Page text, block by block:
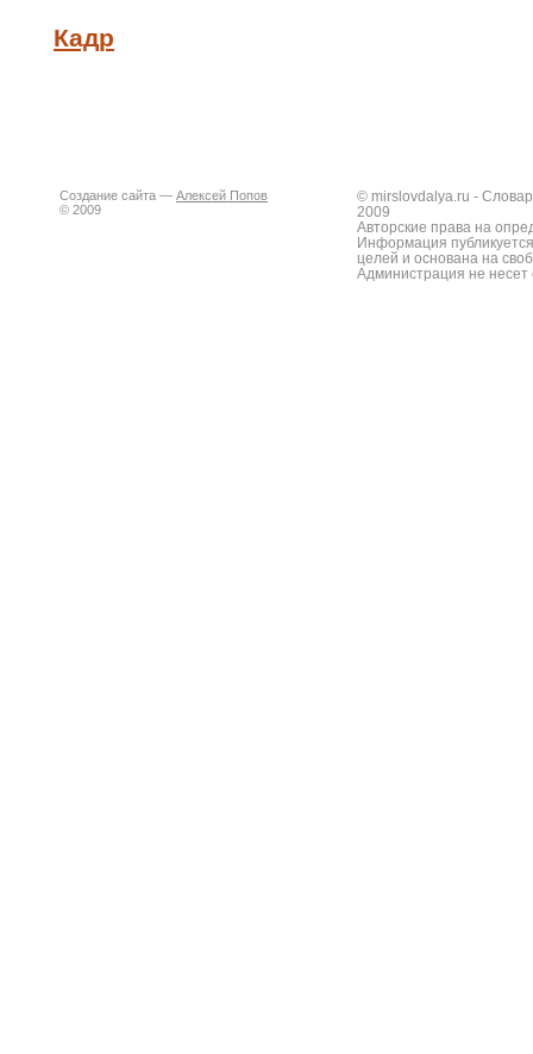
Кадр
Создание сайта — Алексей Попов
© 2009
© mirslovdalya.ru -
2009
Авторские права на
Информация
целей и основана на
Администрация не несет